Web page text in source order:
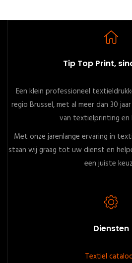
Tip Top Print,
Een klein professioneel
regio Brussel, met al meer dan 30
van textielprinting en
Met onze jarenlange ervaring in
staan wij graag tot uw dienst en
een juiste
Diensten
Textiel